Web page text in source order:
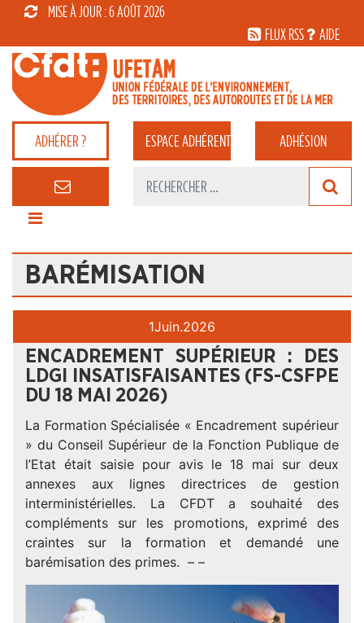
MISE À JOUR : 6 AOÛT 2026
FLUX RSS
AIDE
ADHÉRER ? ESPACEADHÉRENT ADHÉSION
BARÉMISATION
1Juin.2026
ENCADREMENT SUPÉRIEUR : DES
LDGI INSATISFAISANTES (FS-CSFPE
DU 18 MAI 2026)
La Formation Spécialisée « Encadrement supérieur
» du Conseil Supérieur de la Fonction Publique de
l’Etat était saisie pour avis le 18 mai sur deux
annexes aux lignes directrices de gestion
interministérielles. La CFDT a souhaité des
compléments sur les promotions, exprimé des
craintes sur la formation et demandé une
barémisation des primes. – –